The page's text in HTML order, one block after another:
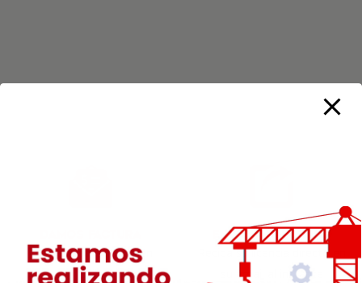
Empresa constituida en
Chile
Envió Automático
Reciba su licencia directo en
su email al instante